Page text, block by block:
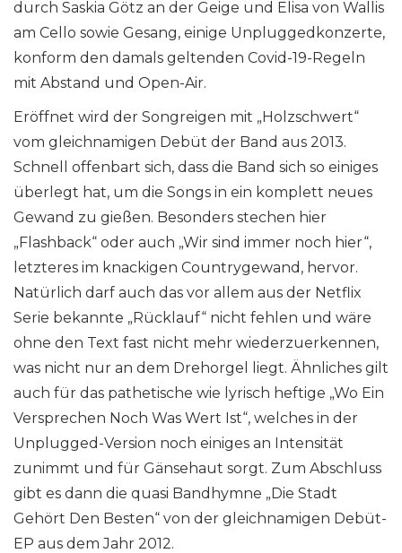
durch Saskia Götz an der Geige und Elisa von Wallis
am Cello sowie Gesang, einige Unpluggedkonzerte,
konform den damals geltenden Covid-19-Regeln
mit Abstand und Open-Air.
Eröffnet wird der Songreigen mit „Holzschwert“
vom gleichnamigen Debüt der Band aus 2013.
Schnell offenbart sich, dass die Band sich so einiges
überlegt hat, um die Songs in ein komplett neues
Gewand zu gießen. Besonders stechen hier
„Flashback“ oder auch „Wir sind immer noch hier“,
letzteres im knackigen Countrygewand, hervor.
Natürlich darf auch das vor allem aus der Netflix
Serie bekannte „Rücklauf“ nicht fehlen und wäre
ohne den Text fast nicht mehr wiederzuerkennen,
was nicht nur an dem Drehorgel liegt. Ähnliches gilt
auch für das pathetische wie lyrisch heftige „Wo Ein
Versprechen Noch Was Wert Ist“, welches in der
Unplugged-Version noch einiges an Intensität
zunimmt und für Gänsehaut sorgt. Zum Abschluss
gibt es dann die quasi Bandhymne „Die Stadt
Gehört Den Besten“ von der gleichnamigen Debüt-
EP aus dem Jahr 2012.